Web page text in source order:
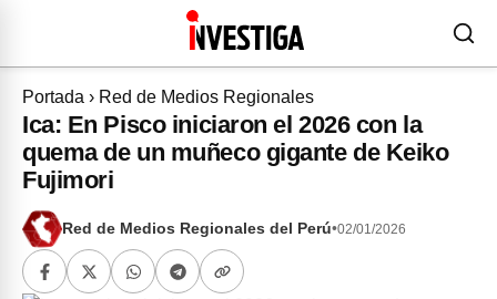
Portada › Red de Medios Regionales
Ica: En Pisco iniciaron el 2026 con la
quema de un muñeco gigante de Keiko
Fujimori
Red de Medios Regionales del Perú•02/01/2026